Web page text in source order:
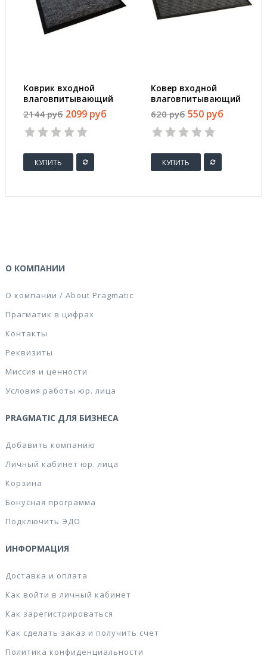
Коврик входной
влаговпитывающий
ворсовый КОМФОРТ
90х150см серый
2144 руб 2099 руб
КУПИТЬ
Ковер входной
влаговпитывающий
Luscan 500х800 мм
серый
620 руб 550 руб
КУПИТЬ
О КОМПАНИИ
О компании / About Pragmatic
Прагматик в цифрах
Контакты
Реквизиты
Миссия и ценности
Условия работы юр. лица
PRAGMATIC ДЛЯ БИЗНЕСА
Добавить компанию
Личный кабинет юр. лица
Корзина
Бонусная программа
Подключить ЭДО
ИНФОРМАЦИЯ
Доставка и оплата
Как войти в личный кабинет
Как зарегистрироваться
Как сделать заказ и получить счет
Политика конфиденциальности